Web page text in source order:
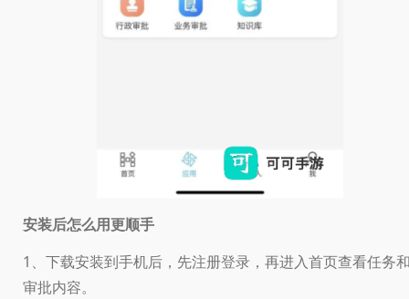
安装后怎么用更顺手
1、下载安装到手机后，先注册登录，再进入首页查看任务
审批内容。